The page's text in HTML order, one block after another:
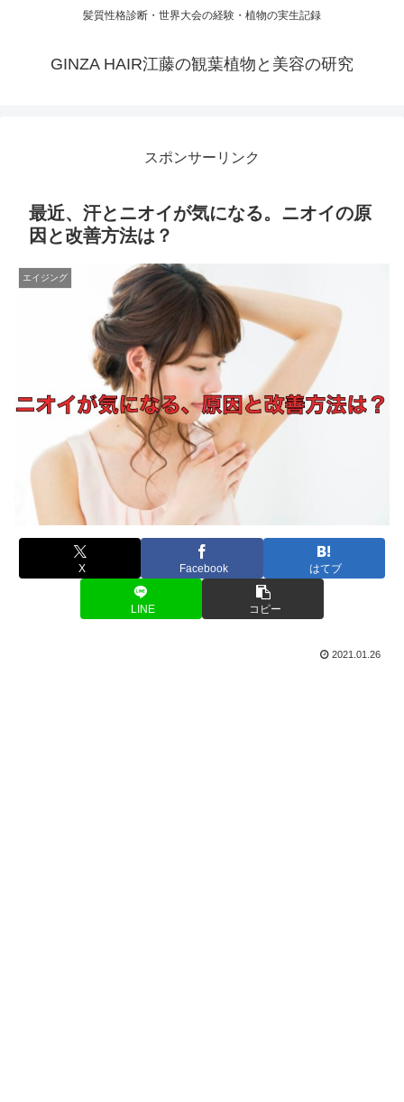
髪質性格診断・世界大会の経験・植物の実生記録
GINZA HAIR江藤の観葉植物と美容の研究
スポンサーリンク
最近、汗とニオイが気になる。ニオイの原
因と改善方法は？
エイジング
X Facebook はてブ
LINE コピー
2021.01.26